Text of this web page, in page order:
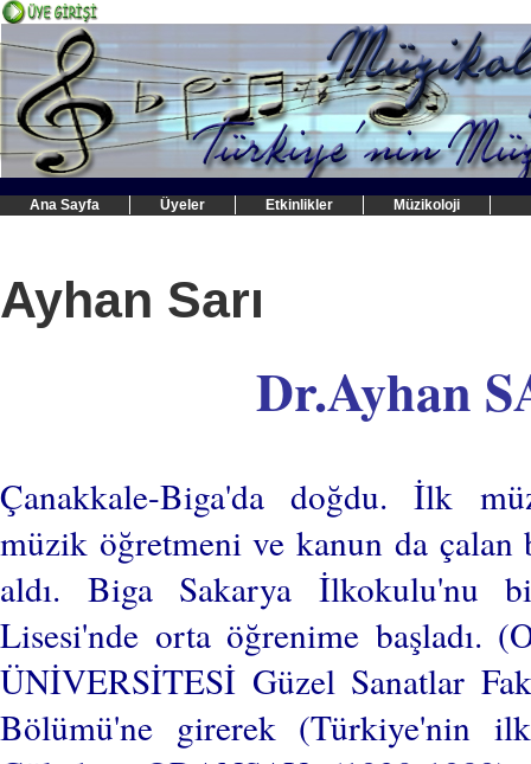
Ana Sayfa Üyeler Etkinlikler Müzikoloji
Ayhan Sarı
Dr.Ayhan
Çanakkale-Biga'da doğdu. İlk
müzik öğretmeni ve kanun da çalan
aldı. Biga Sakarya İlkokulu'nu
Lisesi'nde orta öğrenime başladı.
ÜNİVERSİTESİ Güzel Sanatlar
Bölümü'ne girerek (Türkiye'nin